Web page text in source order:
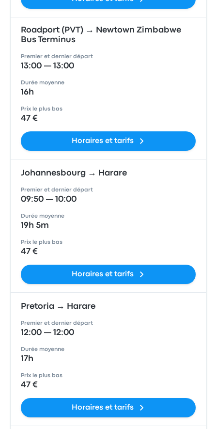
Roadport (PVT) → Newtown Zimbabwe
Bus Terminus
Premier et dernier départ
13:00 — 13:00
Durée moyenne
16h
Prix le plus bas
47 €
Horaires et tarifs
Johannesbourg → Harare
Premier et dernier départ
09:50 — 10:00
Durée moyenne
19h 5m
Prix le plus bas
47 €
Horaires et tarifs
Pretoria → Harare
Premier et dernier départ
12:00 — 12:00
Durée moyenne
17h
Prix le plus bas
47 €
Horaires et tarifs